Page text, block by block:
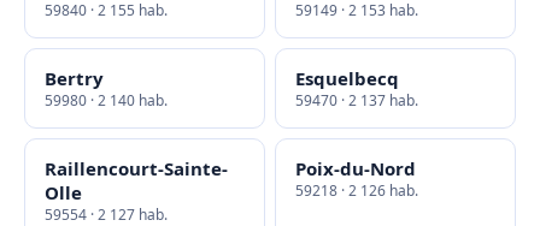
59840 · 2 155 hab. 59149 · 2 153 hab.
Bertry
59980 · 2 140 hab.
Esquelbecq
59470 · 2 137 hab.
Raillencourt-Sainte-
Olle
59554 · 2 127 hab.
Poix-du-Nord
59218 · 2 126 hab.